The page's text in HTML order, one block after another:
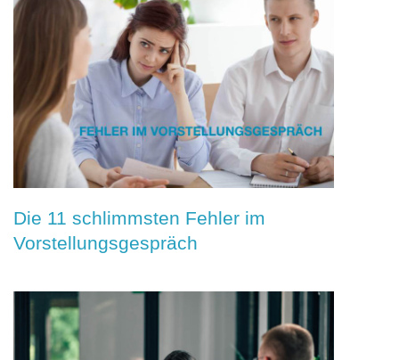
Die 11 schlimmsten Fehler im
Vorstellungsgespräch